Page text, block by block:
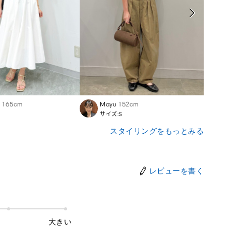
165cm Mayu 152cm
サイズ:S
スタイリングをもっとみる
レビューを書く
大きい